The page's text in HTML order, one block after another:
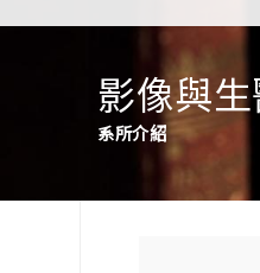
影像與
系所介紹